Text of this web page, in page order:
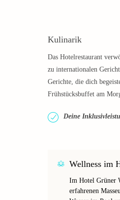
Kulinarik
Das Hotelrestaurant
zu internationalen
Gerichte, die dich
Frühstücksbuffet am
Deine
Wellness im
Im Hotel Grüner
erfahrenen